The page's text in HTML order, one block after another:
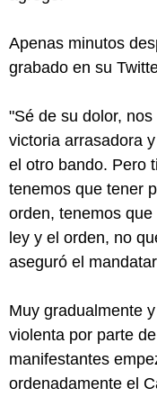
Apenas minutos
grabado en su
"Sé de su dolor,
victoria arrasadora
el otro bando. Pero
tenemos que tener
orden, tenemos
ley y el orden, no
aseguró el
Muy gradualmente
violenta por parte
manifestantes
ordenadamente el